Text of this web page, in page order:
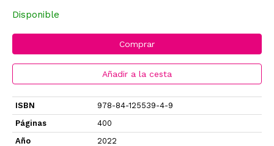
Disponible
Comprar
Añadir a la cesta
ISBN
978-84-125539-4-9
Páginas
400
Año
2022